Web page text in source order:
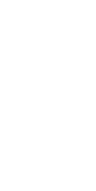
bezogen sich noch